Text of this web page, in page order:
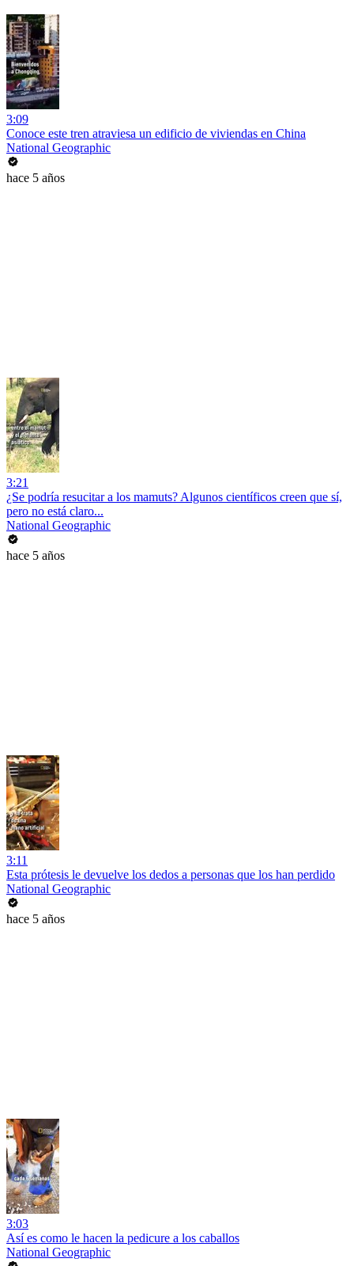
3:09
Conoce este tren atraviesa un edificio de viviendas en China
National Geographic
hace 5 años
3:21
¿Se podría resucitar a los mamuts? Algunos científicos creen que sí,
pero no está claro...
National Geographic
hace 5 años
3:11
Esta prótesis le devuelve los dedos a personas que los han perdido
National Geographic
hace 5 años
3:03
Así es como le hacen la pedicure a los caballos
National Geographic